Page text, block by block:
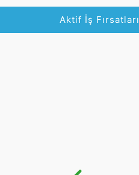
Aktif İş Fırsatları